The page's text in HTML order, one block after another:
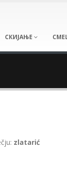
СКИЈАЊЕ
zlatarić